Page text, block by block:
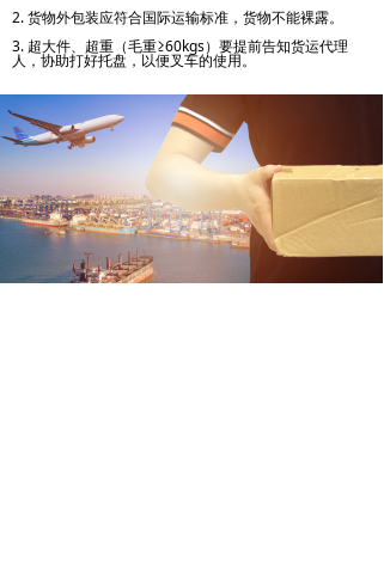
2. 货物外包装应符合国际运输标准，货物不能裸露。
3. 超大件、超重（毛重≥60kgs）要提前告知货运代理
人，协助打好托盘，以便叉车的使用。